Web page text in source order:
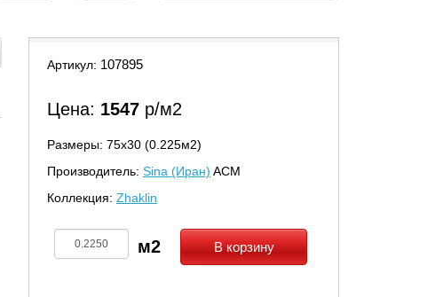
Артикул: 107895
Цена: 1547 р/м2
Размеры: 75х30 (0.225м2)
Производитель: Sina (Иран) ACM
Коллекция: Zhaklin
В корзину